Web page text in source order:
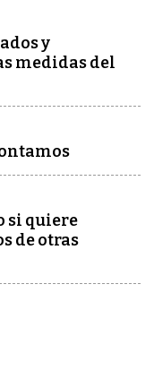
y
medidas del
si quiere
de otras